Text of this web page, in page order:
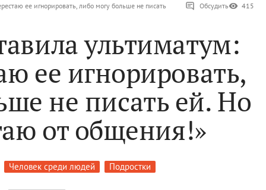
ее игнорировать, либо могу больше не писать Обсудить 415
ультиматум:
ее игнорировать,
не писать ей. Но
от общения!»
Человек среди людей Подростки